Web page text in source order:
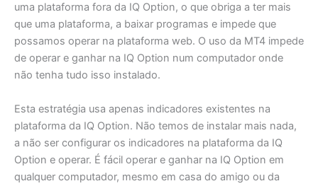
uma plataforma fora da IQ Option, o que obriga a ter mais
que uma plataforma, a baixar programas e impede que
possamos operar na plataforma web. O uso da MT4 impede
de operar e ganhar na IQ Option num computador onde
não tenha tudo isso instalado.
Esta estratégia usa apenas indicadores existentes na
plataforma da IQ Option. Não temos de instalar mais nada,
a não ser configurar os indicadores na plataforma da IQ
Option e operar. É fácil operar e ganhar na IQ Option em
qualquer computador, mesmo em casa do amigo ou da